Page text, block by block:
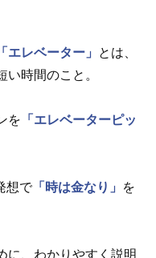
「エレベーター」
とは、
時間のこと。
を 「エレベーターピッ
想で「時は金なり」
を
に、わかりやすく説明